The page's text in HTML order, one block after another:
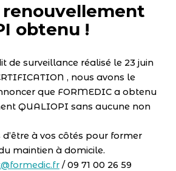
obtenu !
de surveillance réalisé le 23 juin
, nous avons le
que FORMEDIC a obtenu
QUALIOPI sans aucune non
à vos côtés pour former
maintien à domicile.
/ 09 71 00 26 59